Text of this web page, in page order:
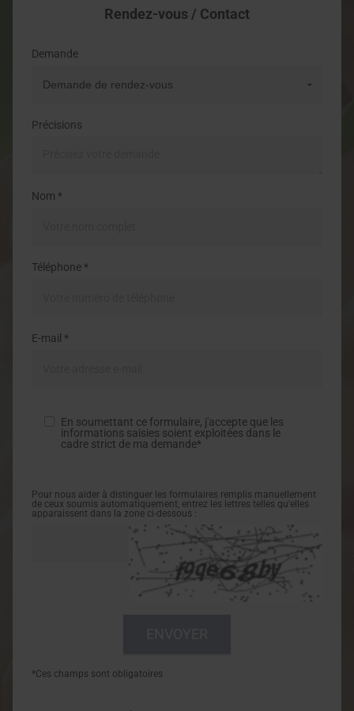
Rendez-vous / Contact
Demande
Précisions
Nom *
Téléphone *
E-mail *
En soumettant ce formulaire, j'accepte que les
informations saisies soient exploitées dans le
cadre strict de ma demande*
Pour nous aider à distinguer les formulaires remplis manuellement
de ceux soumis automatiquement, entrez les lettres telles qu'elles
apparaissent dans la zone ci-dessous :
*Ces champs sont obligatoires